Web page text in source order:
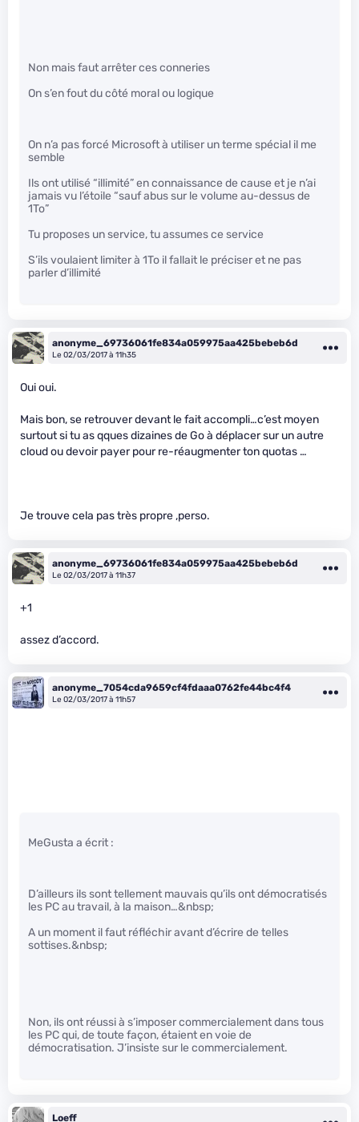
Non mais faut arrêter ces conneries
On s’en fout du côté moral ou logique
On n’a pas forcé Microsoft à utiliser un terme spécial il me
semble
Ils ont utilisé “illimité” en connaissance de cause et je n’ai
jamais vu l’étoile “sauf abus sur le volume au-dessus de
1To”
Tu proposes un service, tu assumes ce service
S’ils voulaient limiter à 1To il fallait le préciser et ne pas
parler d’illimité
anonyme_69736061fe834a059975aa425bebeb6d
Le 02/03/2017 à 11h35
Oui oui.
Mais bon, se retrouver devant le fait accompli…c’est moyen
surtout si tu as qques dizaines de Go à déplacer sur un autre
cloud ou devoir payer pour re-réaugmenter ton quotas …
Je trouve cela pas très propre ,perso.
anonyme_69736061fe834a059975aa425bebeb6d
Le 02/03/2017 à 11h37
+1
assez d’accord.
anonyme_7054cda9659cf4fdaaa0762fe44bc4f4
Le 02/03/2017 à 11h57
MeGusta a écrit :
D’ailleurs ils sont tellement mauvais qu’ils ont démocratisés
les PC au travail, à la maison…&nbsp;
A un moment il faut réfléchir avant d’écrire de telles
sottises.&nbsp;
Non, ils ont réussi à s’imposer commercialement dans tous
les PC qui, de toute façon, étaient en voie de
démocratisation. J’insiste sur le commercialement.
Loeff